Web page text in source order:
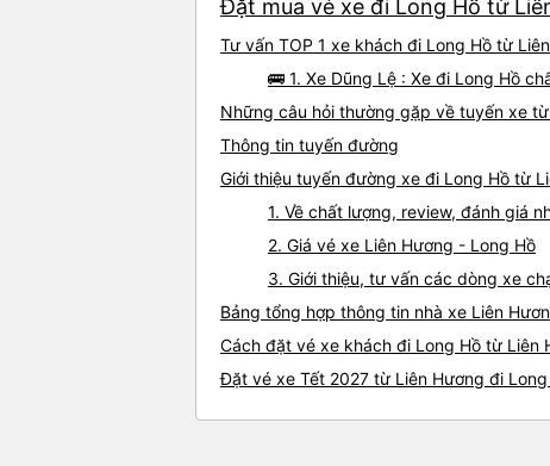
Đặt mua vé xe đi Long Hồ từ
Tư vấn TOP 1 xe khách đi Long Hồ từ
🚌 1. Xe Dũng Lệ : Xe đi Long Hồ
Những câu hỏi thường gặp về tuyến xe
Thông tin tuyến đường
Giới thiệu tuyến đường xe đi Long Hồ từ
1. Về chất lượng, review, đánh giá
2. Giá vé xe Liên Hương - Long Hồ
3. Giới thiệu, tư vấn các dòng xe
Bảng tổng hợp thông tin nhà xe Liên
Cách đặt vé xe khách đi Long Hồ từ Liên
Đặt vé xe Tết 2027 từ Liên Hương đi Long